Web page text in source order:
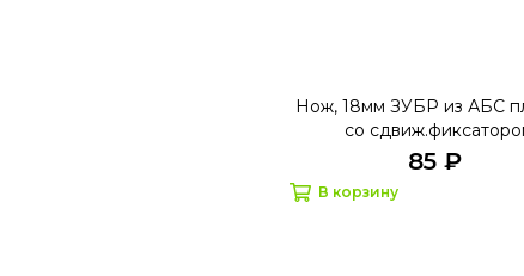
Нож, 18мм ЗУБР из АБС
со
сегм.лезв09155
85 ₽
В корзину